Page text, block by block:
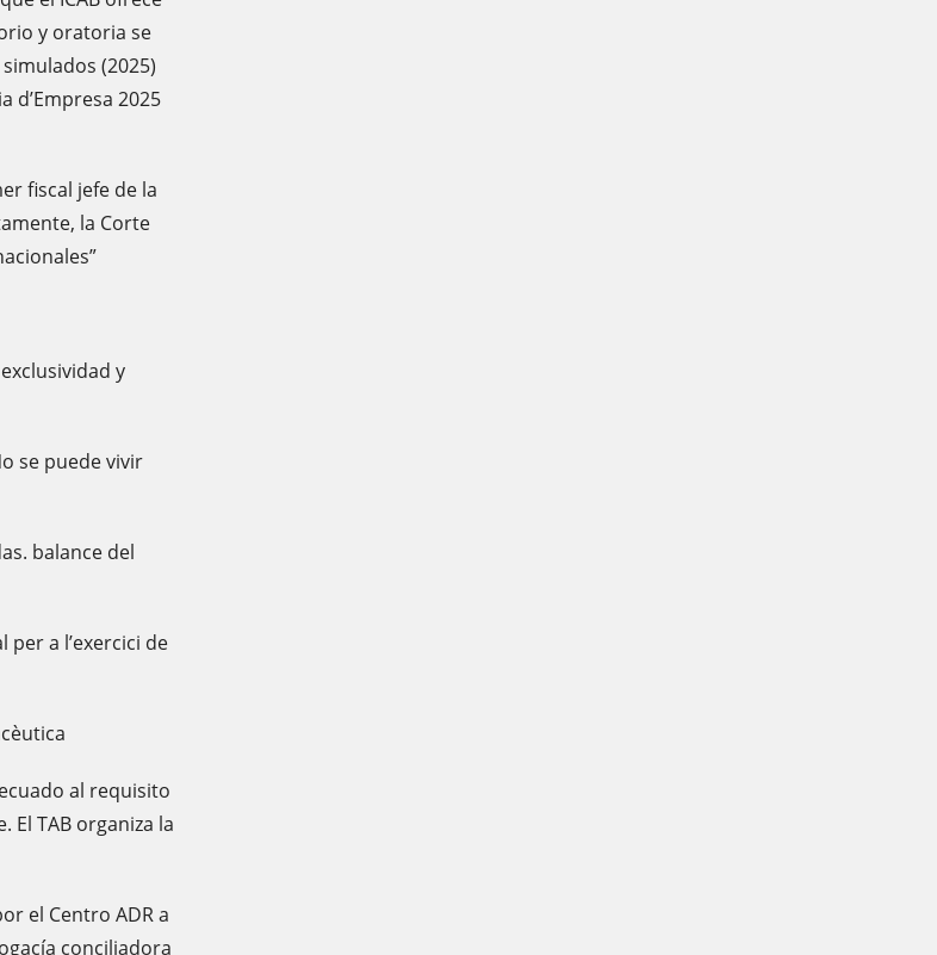
y oratoria se
(2025)
d’Empresa 2025
fiscal jefe de la
la Corte
y
se puede vivir
balance del
per a l’exercici de
al requisito
TAB organiza la
el Centro ADR a
conciliadora